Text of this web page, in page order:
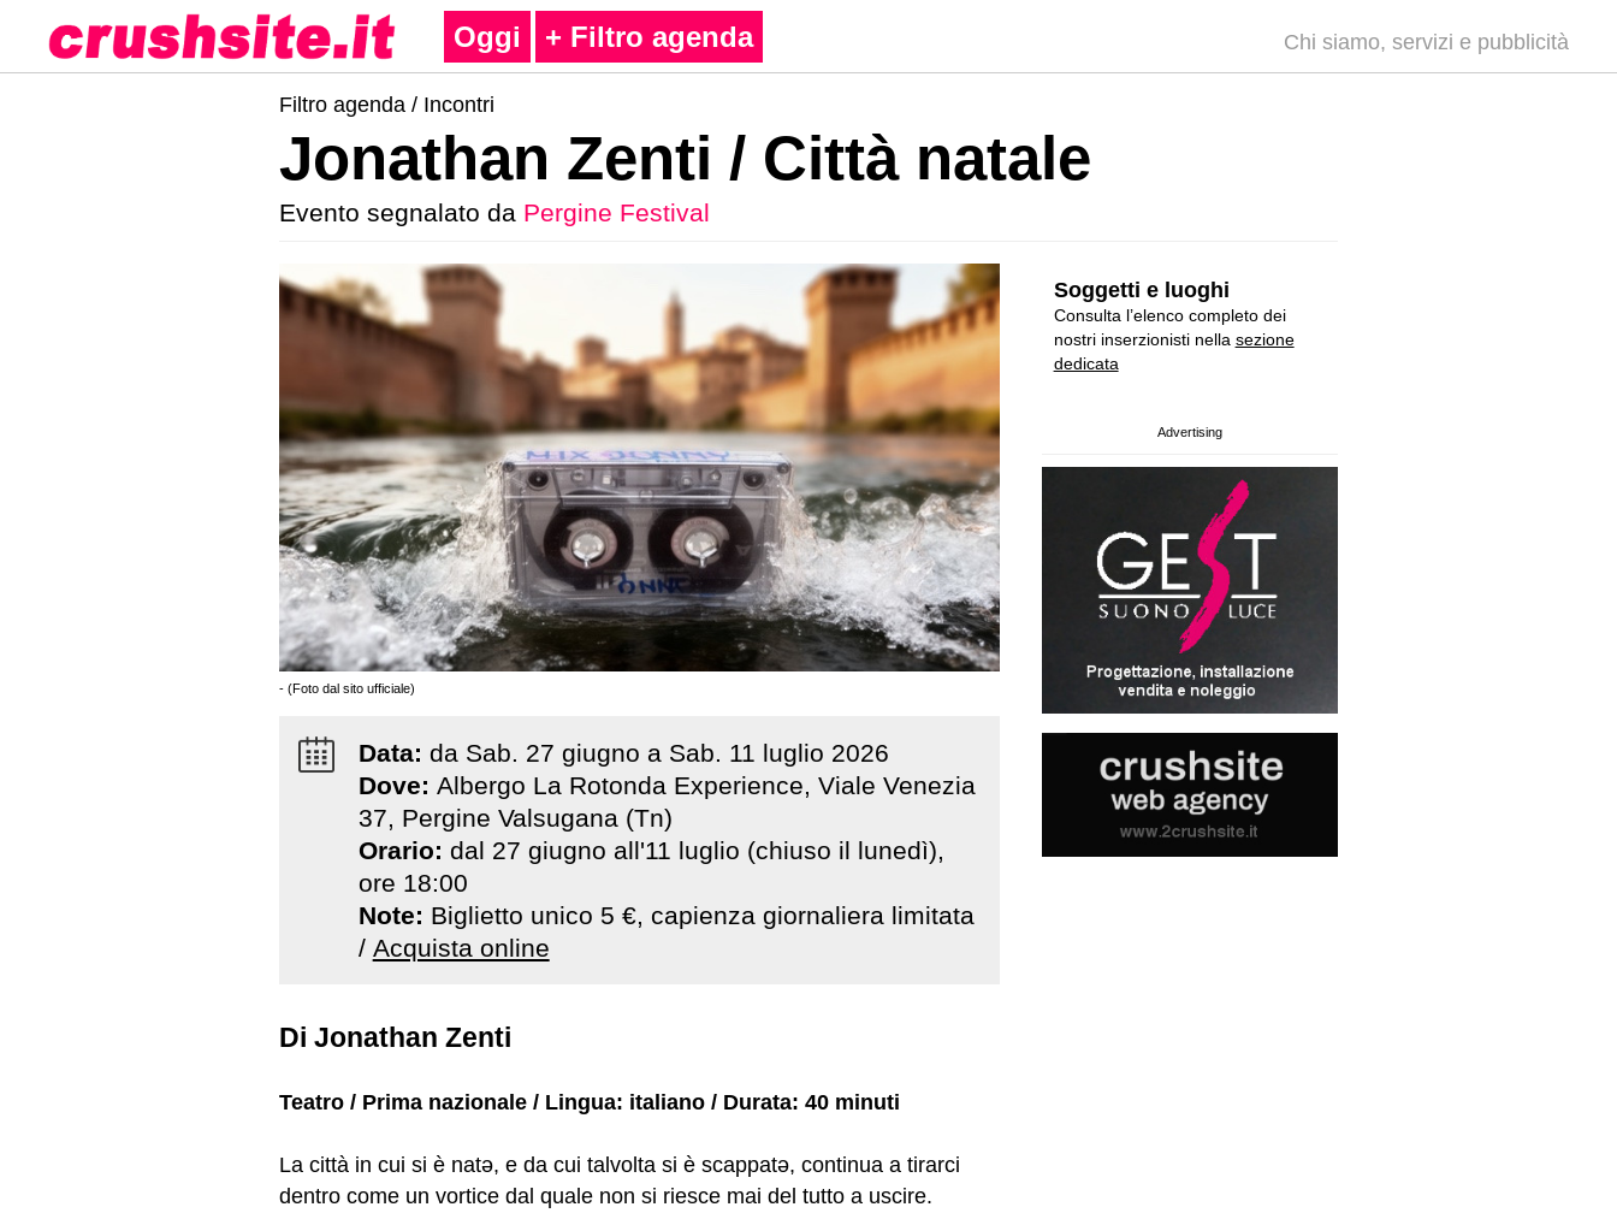
Oggi + Filtro agenda Chi siamo, servizi e pubblicità
Filtro agenda / Incontri
Jonathan Zenti / Città natale
Evento segnalato da Pergine Festival
- (Foto dal sito ufficiale)
Data: da Sab. 27 giugno a Sab. 11 luglio 2026
Dove: Albergo La Rotonda Experience, Viale Venezia
37, Pergine Valsugana (Tn)
Orario: dal 27 giugno all'11 luglio (chiuso il lunedì),
ore 18:00
Note: Biglietto unico 5 €, capienza giornaliera limitata
/ Acquista online
Di Jonathan Zenti
Teatro / Prima nazionale / Lingua: italiano / Durata: 40 minuti
La città in cui si è natə, e da cui talvolta si è scappatə, continua a tirarci
dentro come un vortice dal quale non si riesce mai del tutto a uscire.
Soggetti e luoghi
Consulta l’elenco completo dei
nostri inserzionisti nella sezione
dedicata
Advertising